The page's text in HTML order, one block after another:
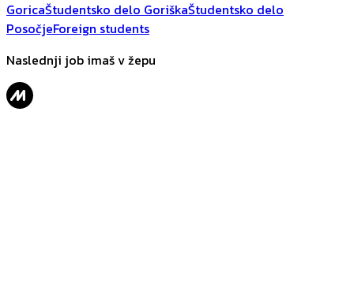
GoricaŠtudentsko delo GoriškaŠtudentsko delo
PosočjeForeign students
Naslednji job imaš v žepu